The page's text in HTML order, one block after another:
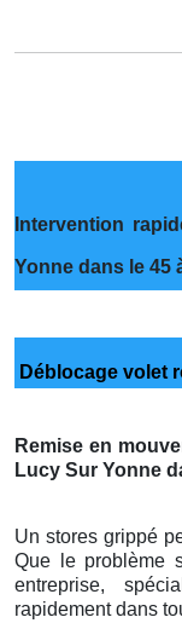
Intervention
Yonne dans le 45
Déblocage volet
Remise en
Lucy Sur Yonne
Un stores grippé
Que le problème
entreprise,
rapidement dans